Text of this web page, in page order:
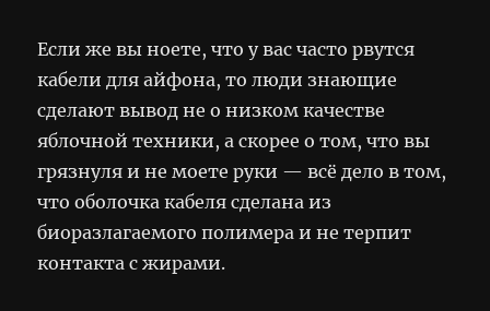
Если же вы ноете, что у вас часто рвутся
кабели для айфона, то люди знающие
сделают вывод не о низком качестве
яблочной техники, а скорее о том, что вы
грязнуля и не моете руки — всё дело в том,
что оболочка кабеля сделана из
биоразлагаемого полимера и не терпит
контакта с жирами.